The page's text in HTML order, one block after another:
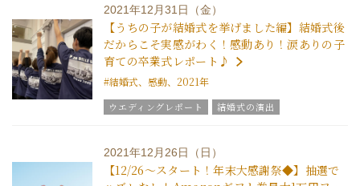
2021年12月31日（金）
【うちの子が結婚式を挙げました編】結婚式後
だからこそ実感がわく！感動あり！涙ありの子
育ての卒業式レポート♪
#結婚式、感動、2021年
ウエディングレポート
結婚式の演出
グラツィエのウエディング情報
ウエディングスタッフｖｏｉｃｅ
2021年12月26日（日）
【12/26～スタート！年末大感謝祭◆】抽選で